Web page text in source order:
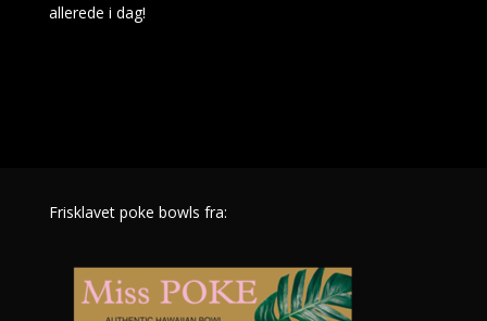
allerede i dag!
Frisklavet poke bowls fra: